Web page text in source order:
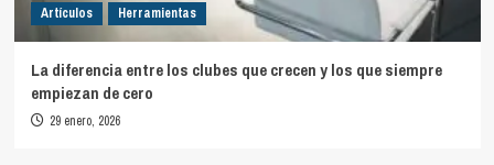
Artículos Herramientas
La diferencia entre los clubes que crecen y los que siempre
empiezan de cero
29 enero, 2026